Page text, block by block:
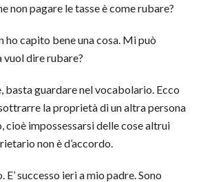
non pagare le tasse è come rubare?
ho capito bene una cosa. Mi può
vuol dire rubare?
basta guardare nel vocabolario. Ecco
la proprietà di un altra persona
cioè impossessarsi delle cose altrui
non è d’accordo.
successo ieri a mio padre. Sono